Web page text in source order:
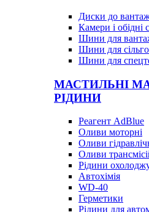
Диски до
Камери і обідні
Шини для
Шини для
Шини для
МАСТИЛЬНІ
РІДИНИ
Реагент AdBlue
Оливи моторні
Оливи
Оливи
Рідини
Автохімія
WD-40
Герметики
Рідини для